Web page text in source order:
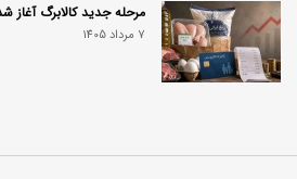
مرحله جدید کالابرگ آغاز
7 مرداد 1405